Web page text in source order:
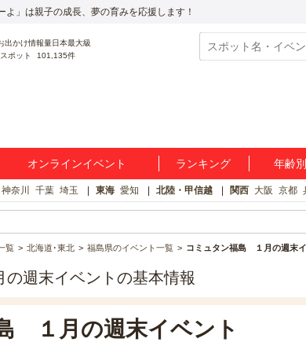
」は親子の成長、夢の育みを応援します！
スポット 101,135件
オンラインイベント ランキング 年齢
神奈川 千葉 埼玉 東海 愛知 北陸・甲信越 関西 大阪 京都
覧 北海道･東北 福島県のイベント一覧 コミュタン福島 １月の週末
週末イベントの基本情報
１月の週末イベント